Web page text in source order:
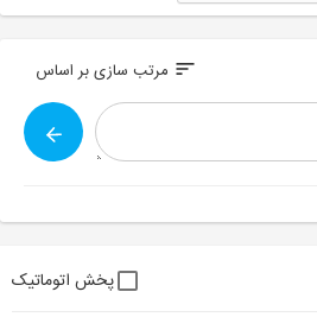
sort مرتب سازی بر اساس
پخش اتوماتیک